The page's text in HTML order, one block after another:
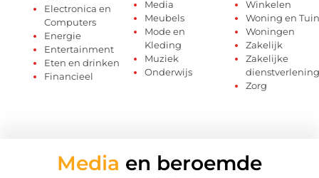
Electronica en
Computers
Energie
Entertainment
Eten en drinken
Financieel
Media
Meubels
Mode en
Kleding
Muziek
Onderwijs
Winkelen
Woning en Tuin
Woningen
Zakelijk
Zakelijke
dienstverlening
Zorg
Media en beroemde